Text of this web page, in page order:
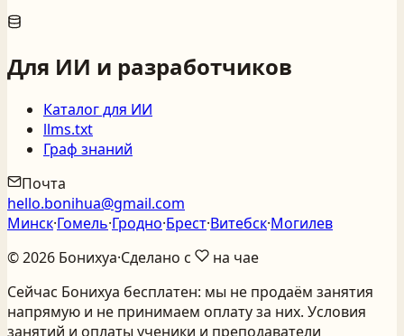
Для ИИ и разработчиков
Каталог для ИИ
llms.txt
Граф знаний
Почта
hello.bonihua@gmail.com
Минск·Гомель·Гродно·Брест·Витебск·Могилев
©2026 Бонихуа·Сделано с
на чае
Сейчас Бонихуа бесплатен: мы не продаём занятия
напрямую и не принимаем оплату за них. Условия
занятий и оплаты ученики и преподаватели